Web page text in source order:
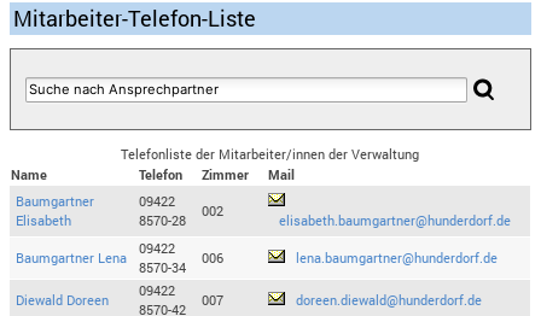
Mitarbeiter-Telefon-Liste
Telefonliste der Mitarbeiter/innen der Verwaltung
Name
Telefon Zimmer
Mail
Baumgartner
Elisabeth
09422
8570-28
002
elisabeth.baumgartner@hunderdorf.de
Baumgartner Lena
09422
8570-34
006 lena.baumgartner@hunderdorf.de
Diewald Doreen
09422
8570-42
007 doreen.diewald@hunderdorf.de